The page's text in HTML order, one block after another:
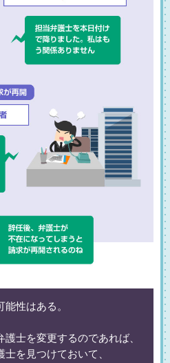
能性はある。
護士を変更するのであれば、
士を見つけておいて、